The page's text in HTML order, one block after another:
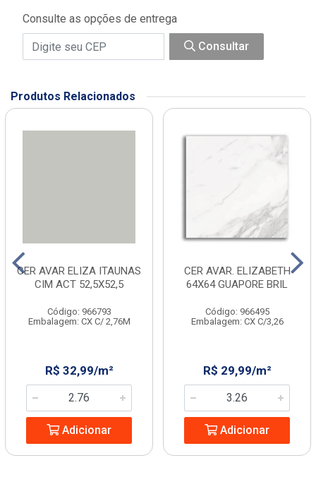
Consulte as opções de entrega
Consultar
Produtos Relacionados
CER AVAR ELIZA ITAUNAS
CIM ACT 52,5X52,5
Código: 966793
Embalagem: CX C/ 2,76M
R$ 32,99/m²
Adicionar
CER AVAR. ELIZABETH
64X64 GUAPORE BRIL
Código: 966495
Embalagem: CX C/3,26
R$ 29,99/m²
Adicionar